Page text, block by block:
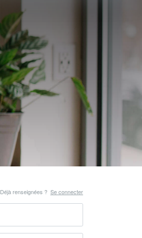
Déjà renseignées ? Se connecter